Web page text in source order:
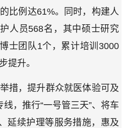
比例达61%。同时，构建人
人员568名，其中硕士研究
士团队1个，累计培训3000
提升。
措，提升群众就医体验可及
，推行“一号管三天”、将车
延续护理等服务措施，惠及